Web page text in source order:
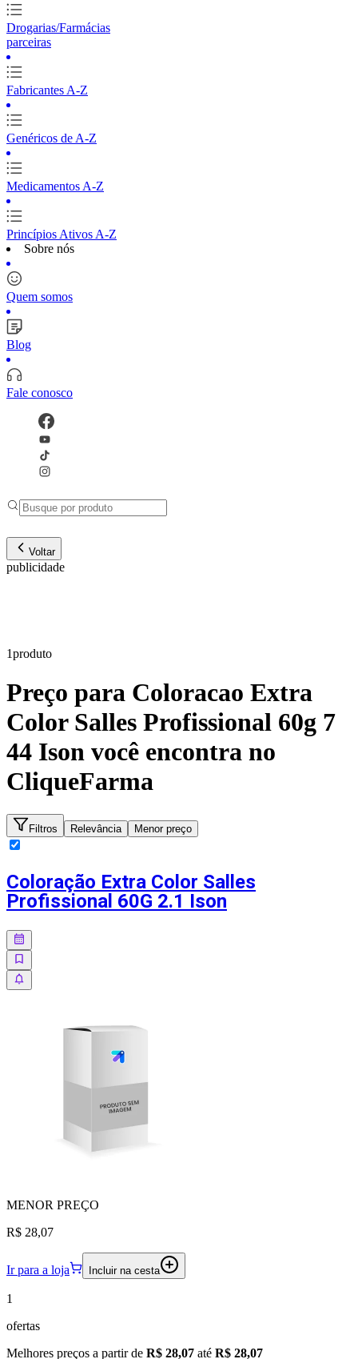
Drogarias/Farmácias
parceiras
Fabricantes A-Z
Genéricos de A-Z
Medicamentos A-Z
Princípios Ativos A-Z
Sobre nós
Quem somos
Blog
Fale conosco
Voltar
publicidade
1produto
Preço para Coloracao Extra
Color Salles Profissional 60g 7
44 Ison você encontra no
CliqueFarma
Filtros Relevância Menor preço
Coloração Extra Color Salles
Profissional 60G 2.1 Ison
MENOR PREÇO
R$ 28,07
Ir para a loja Incluir na cesta
1
ofertas
Melhores preços a partir de R$ 28,07 até R$ 28,07